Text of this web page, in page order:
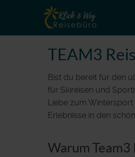
TEAM3
Bist du bereit für den
für Skireisen und
Liebe zum
Erlebnisse in den
Warum Team3